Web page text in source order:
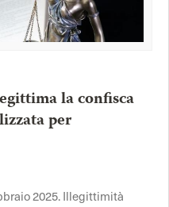
la confisca
per
2025. Illegittimità